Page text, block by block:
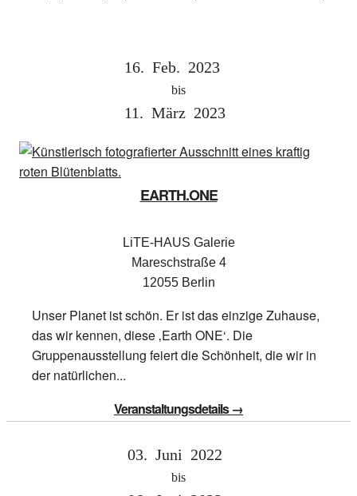
16. Feb. 2023
bis
11. März 2023
EARTH.ONE
LiTE-HAUS Galerie
Mareschstraße 4
12055 Berlin
Unser Planet ist schön. Er ist das einzige Zuhause,
das wir kennen, diese ‚Earth ONE‘. Die
Gruppenausstellung feiert die Schönheit, die wir in
der natürlichen...
Veranstaltungsdetails →
03. Juni 2022
bis